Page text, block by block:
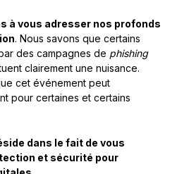
à vous adresser nos profonds
. Nous savons que certains
des campagnes de phishing
clairement une nuisance.
cet événement peut
pour certaines et certains
dans le fait de vous
et sécurité pour